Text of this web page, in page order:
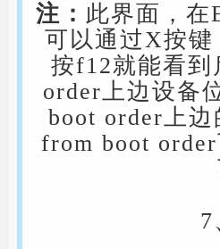
注： 此界面，
可以通过X按
按f12就能看
order上边设备
boot order上
from boot
7